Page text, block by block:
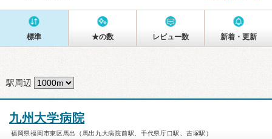
標準 ★の数 レビュー数 新着・更新
駅周辺
九州大学病院
福岡県福岡市東区馬出（馬出九大病院前駅、千代県庁口駅、吉塚駅）